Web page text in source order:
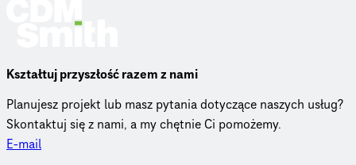
Kształtuj przyszłość razem z nami
Planujesz projekt lub masz pytania dotyczące naszych usług?
Skontaktuj się z nami, a my chętnie Ci pomożemy.
E-mail